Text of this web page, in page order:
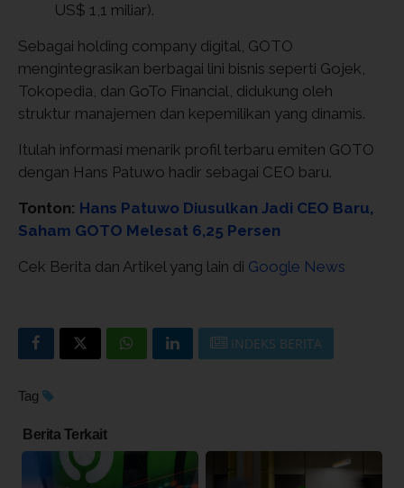
US$ 1,1 miliar).
Sebagai holding company digital, GOTO
mengintegrasikan berbagai lini bisnis seperti Gojek,
Tokopedia, dan GoTo Financial, didukung oleh
struktur manajemen dan kepemilikan yang dinamis.
Itulah informasi menarik profil terbaru emiten GOTO
dengan Hans Patuwo hadir sebagai CEO baru.
Tonton: Hans Patuwo Diusulkan Jadi CEO Baru,
Saham GOTO Melesat 6,25 Persen
Cek Berita dan Artikel yang lain di Google News
INDEKS BERITA
Tag
Berita Terkait